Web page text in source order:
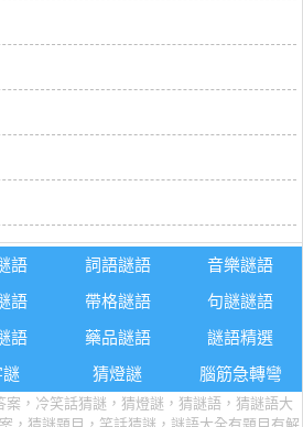
語 詞語謎語
音樂謎語
語 帶格謎語
句謎謎語
語 藥品謎語
謎語精選
謎 猜燈謎 腦筋急轉彎
案，冷笑話猜謎，猜燈謎，猜謎語，猜謎語大